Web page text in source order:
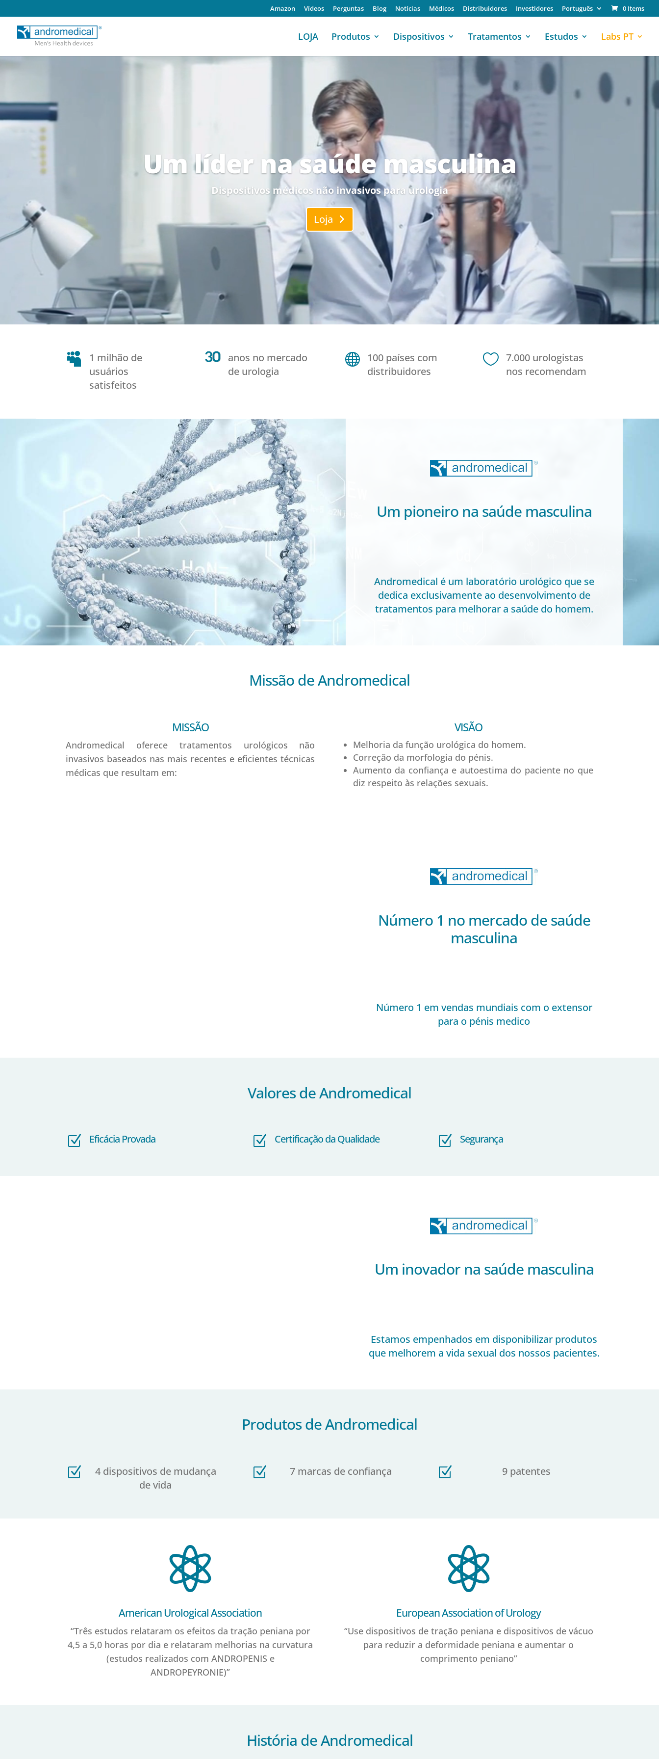
Amazon Vídeos Perguntas Blog Notícias Médicos Distribuidores Investidores Português 0 Items
LOJA Produtos Dispositivos Tratamentos Estudos Labs PT
Um líder na saúde masculina
Dispositivos médicos não invasivos para urologia
Loja

1 milhão de
usuários
satisfeitos
anos no mercado
de urologia

100 países com
distribuidores
 7.000 urologistas
nos recomendam
Um pioneiro na saúde masculina
Andromedical é um laboratório urológico que se
dedica exclusivamente ao desenvolvimento de
tratamentos para melhorar a saúde do homem.
Missão de Andromedical
MISSÃO
Andromedical oferece tratamentos urológicos não
invasivos baseados nas mais recentes e eficientes técnicas
médicas que resultam em:
VISÃO
Melhoria da função urológica do homem.
Correção da morfologia do pénis.
Aumento da confiança e autoestima do paciente no que
diz respeito às relações sexuais.
Número 1 no mercado de saúde
masculina
Número 1 em vendas mundiais com o extensor
para o pénis medico
Valores de Andromedical
Z Eficácia Provada Z Certificação da Qualidade Z Segurança
Um inovador na saúde masculina
Estamos empenhados em disponibilizar produtos
que melhorem a vida sexual dos nossos pacientes.
Produtos de Andromedical
Z
4 dispositivos de mudança
de vida
Z 7 marcas de confiança Z 9 patentes

American Urological Association
“Três estudos relataram os efeitos da tração peniana por
4,5 a 5,0 horas por dia e relataram melhorias na curvatura
(estudos realizados com ANDROPENIS e
ANDROPEYRONIE)”

European Association of Urology
“Use dispositivos de tração peniana e dispositivos de vácuo
para reduzir a deformidade peniana e aumentar o
comprimento peniano”
História de Andromedical